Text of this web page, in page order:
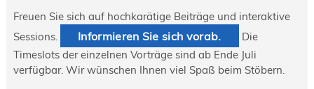
Freuen Sie sich auf hochkarätige Beiträge und interaktive
Sessions.
Informieren Sie sich vorab.
Die
Timeslots der einzelnen Vorträge sind ab Ende Juli
verfügbar. Wir wünschen Ihnen viel Spaß beim Stöbern.